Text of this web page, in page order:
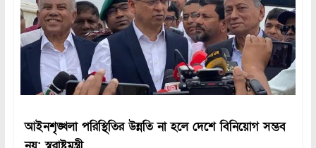
আইনশৃঙ্খলা পরিস্থিতির উন্নতি না হলে দেশে বিনিয়োগ সম্ভব